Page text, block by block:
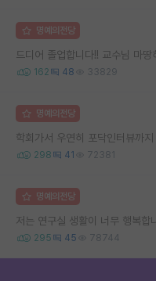
명예의전당
드디어 졸업합니다!! 교수님 마땅
162 48 33829
명예의전당
학회가서 우연히 포닥인터뷰까지
298 41 72381
명예의전당
저는 연구실 생활이 너무 행복합
295 45 78744